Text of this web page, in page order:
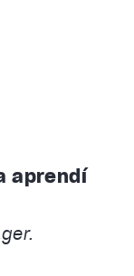
aprendí